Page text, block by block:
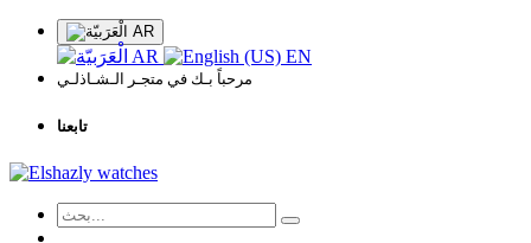
AR
AR EN
مرحباً بـك في متجـر الـشـاذلـي
تابعنا